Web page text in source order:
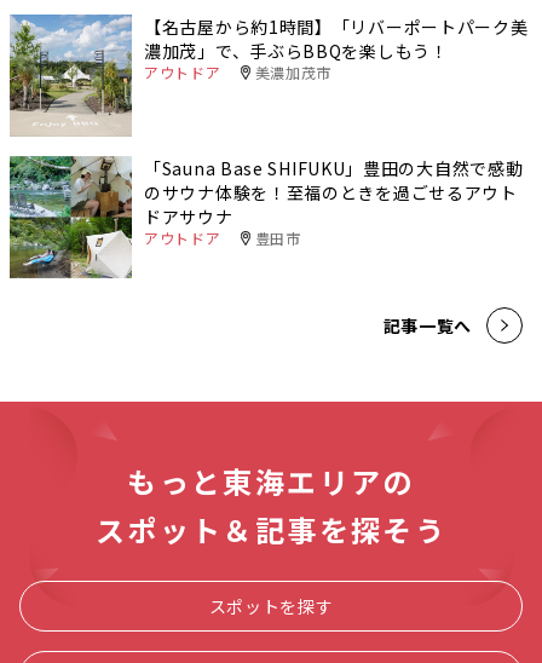
【名古屋から約1時間】「リバーポートパーク美
濃加茂」で、手ぶらBBQを楽しもう！
アウトドア 美濃加茂市
「Sauna Base SHIFUKU」豊田の大自然で感動
のサウナ体験を！至福のときを過ごせるアウト
ドアサウナ
アウトドア 豊田市
記事一覧へ
もっと東海エリアの
スポット＆記事を探そう
スポットを探す